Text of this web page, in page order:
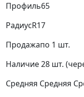
Профиль65
РадиусR17
Продажапо 1 шт.
Наличие28 шт.
Средняя Средняя